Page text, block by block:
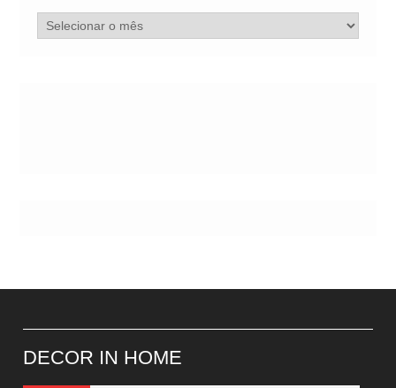
Arquivo
de
DECOR IN HOME